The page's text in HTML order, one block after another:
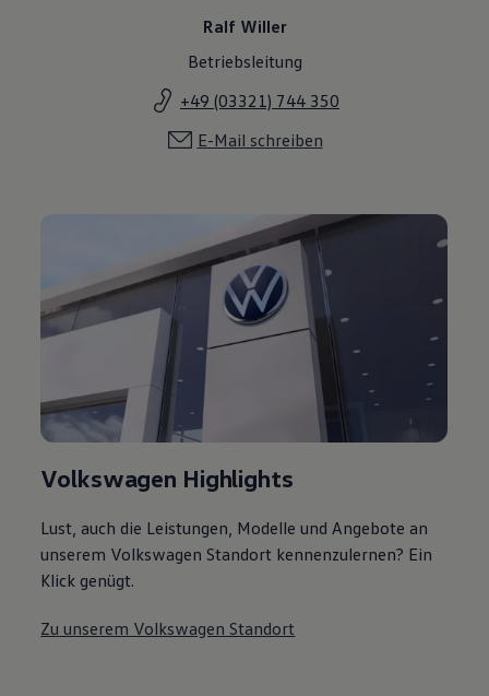
Ralf Willer
Betriebsleitung
+49 (03321) 744 350
E-Mail schreiben
Volkswagen Highlights
Lust, auch die Leistungen, Modelle und Angebote an
unserem Volkswagen Standort kennenzulernen? Ein
Klick genügt.
Zu unserem Volkswagen Standort